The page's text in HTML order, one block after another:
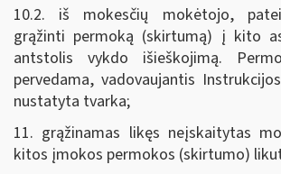
10.2. iš mokesčių mokėtojo,
grąžinti permoką (skirtumą) į kito
antstolis vykdo išieškojimą.
pervedama, vadovaujantis
nustatyta tvarka;
11. grąžinamas likęs neįskaitytas
kitos įmokos permokos (skirtumo)